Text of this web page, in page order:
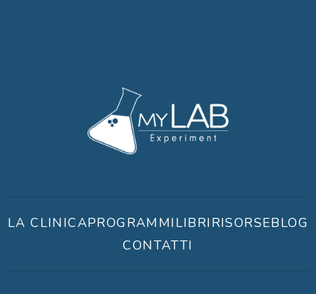
LA CLINICAPROGRAMMILIBRIRISORSEBLOG
CONTATTI